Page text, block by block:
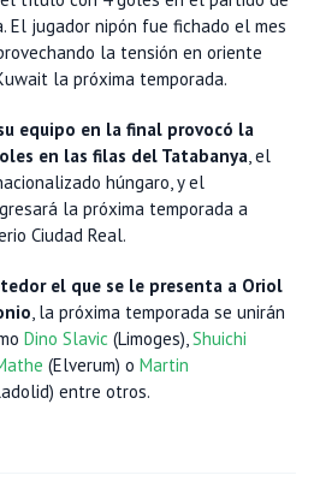
El jugador nipón fue fichado el mes
la tensión en oriente
la próxima temporada.
equipo en la final provocó la
en las filas del Tatabanya, el
húngaro, y el
la próxima temporada a
Ciudad Real.
el que se le presenta a Oriol
, la próxima temporada se unirán
Dino Slavic (Limoges),Shuichi
(Elverum) o Martin
entre otros.